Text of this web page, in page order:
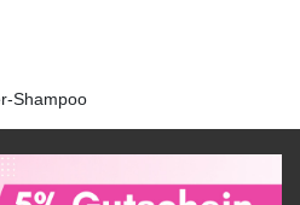
Shampoo